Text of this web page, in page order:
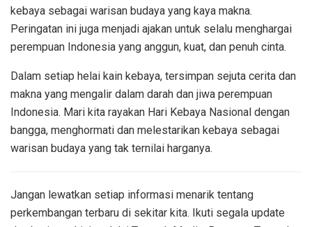
kebaya sebagai warisan budaya yang kaya makna.
Peringatan ini juga menjadi ajakan untuk selalu menghargai
perempuan Indonesia yang anggun, kuat, dan penuh cinta.
Dalam setiap helai kain kebaya, tersimpan sejuta cerita dan
makna yang mengalir dalam darah dan jiwa perempuan
Indonesia. Mari kita rayakan Hari Kebaya Nasional dengan
bangga, menghormati dan melestarikan kebaya sebagai
warisan budaya yang tak ternilai harganya.
Jangan lewatkan setiap informasi menarik tentang
perkembangan terbaru di sekitar kita. Ikuti segala update